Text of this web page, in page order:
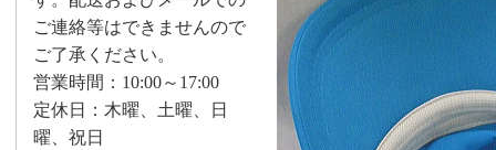
ご連絡等はできませんので
ご了承ください。
営業時間：10:00～17:00
定休日：木曜、土曜、日
曜、祝日